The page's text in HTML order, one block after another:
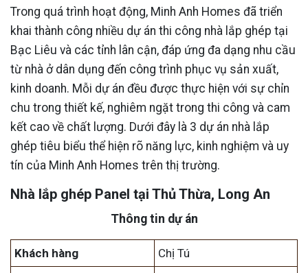
Trong quá trình hoạt động, Minh Anh Homes đã triển
khai thành công nhiều dự án thi công nhà lắp ghép tại
Bạc Liêu và các tỉnh lân cận, đáp ứng đa dạng nhu cầu
từ nhà ở dân dụng đến công trình phục vụ sản xuất,
kinh doanh. Mỗi dự án đều được thực hiện với sự chỉn
chu trong thiết kế, nghiêm ngặt trong thi công và cam
kết cao về chất lượng. Dưới đây là 3 dự án nhà lắp
ghép tiêu biểu thể hiện rõ năng lực, kinh nghiệm và uy
tín của Minh Anh Homes trên thị trường.
Nhà lắp ghép Panel tại Thủ Thừa, Long An
Thông tin dự án
Khách hàng
Chị Tú